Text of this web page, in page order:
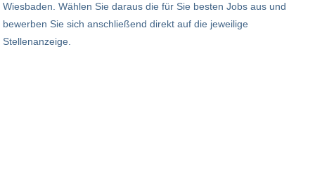
Wiesbaden. Wählen Sie daraus die für Sie besten Jobs aus und
bewerben Sie sich anschließend direkt auf die jeweilige
Stellenanzeige.